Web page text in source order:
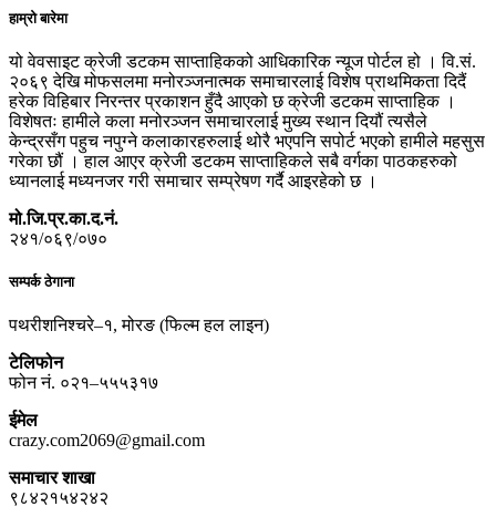
हाम्रो बारेमा
यो वेवसाइट क्रेजी डटकम साप्ताहिकको आधिकारिक न्यूज पोर्टल हो । वि.सं.
२०६९ देखि मोफसलमा मनोरञ्जनात्मक समाचारलाई विशेष प्राथमिकता दिदैं
हरेक विहिबार निरन्तर प्रकाशन हुँदै आएको छ क्रेजी डटकम साप्ताहिक ।
विशेषतः हामीले कला मनोरञ्जन समाचारलाई मुख्य स्थान दियौं त्यसैले
केन्द्रसँग पहुच नपुग्ने कलाकारहरुलाई थोरै भएपनि सपोर्ट भएको हामीले महसुस
गरेका छौं । हाल आएर क्रेजी डटकम साप्ताहिकले सबै वर्गका पाठकहरुको
ध्यानलाई मध्यनजर गरी समाचार सम्प्रेषण गर्दै आइरहेको छ ।
मो.जि.प्र.का.द.नं.
२४१/०६९/०७०
सम्पर्क ठेगाना
पथरीशनिश्चरे–१, मोरङ (फिल्म हल लाइन)
टेलिफोन
फोन नं. ०२१–५५५३१७
ईमेल
crazy.com2069@gmail.com
समाचार शाखा
९८४२१५४२४२